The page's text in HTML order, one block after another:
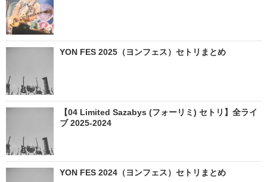
YON FES 2025（ヨンフェス）セトリまとめ
【04 Limited Sazabys (フォーリミ) セトリ】全ライ
ブ 2025-2024
YON FES 2024（ヨンフェス）セトリまとめ